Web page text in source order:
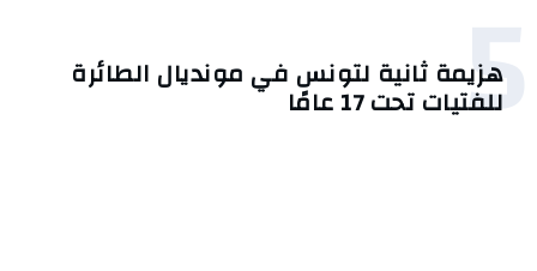
5
هزيمة ثانية لتونس في مونديال الطائرة
للفتيات تحت 17 عامًا